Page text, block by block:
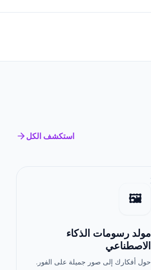
استكشف الكل
🖼️
مولد رسومات الذكاء
الاصطناعي
حول أفكارك إلى صور جميلة على الفور.